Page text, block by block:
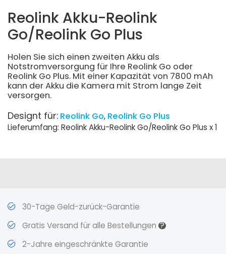
Reolink Akku-Reolink
Go/Reolink Go Plus
Holen Sie sich einen zweiten Akku als
Notstromversorgung für Ihre Reolink Go oder
Reolink Go Plus. Mit einer Kapazität von 7800 mAh
kann der Akku die Kamera mit Strom lange Zeit
versorgen.
Designt für: Reolink Go Reolink Go Plus
Lieferumfang: Reolink Akku-Reolink Go/Reolink Go Plus x 1
30-Tage Geld-zurück-Garantie
Gratis Versand für alle Bestellungen ?
2-Jahre eingeschränkte Garantie